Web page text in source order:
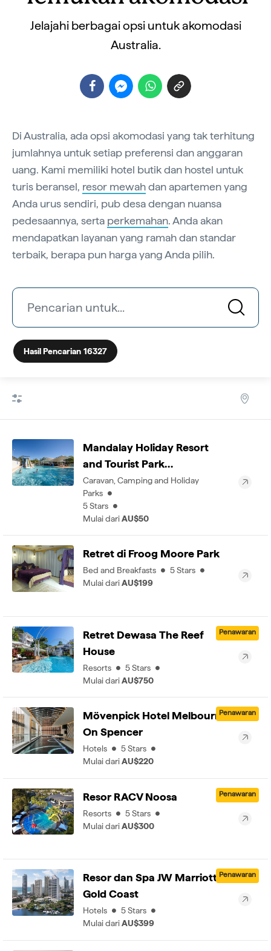
Jelajahi berbagai opsi untuk akomodasi
Australia.
Di Australia, ada opsi akomodasi yang tak terhitung
jumlahnya untuk setiap preferensi dan anggaran
uang. Kami memiliki hotel butik dan hostel untuk
turis beransel, resor mewahdan apartemen yang
Anda urus sendiri, pub desa dengan nuansa
pedesaannya, serta perkemahan. Anda akan
mendapatkan layanan yang ramah dan standar
terbaik, berapa pun harga yang Anda pilih.
Hasil Pencarian 16327
Mandalay Holiday Resort
and Tourist Park…
Caravan, Camping and Holiday
Parks
5 Stars
Mulai dariAU$50
Retret di Froog Moore Park
Bed and Breakfasts
5 Stars
Mulai dariAU$199
Retret Dewasa The Reef
House
Resorts
5 Stars
Mulai dariAU$750
Penawaran
Mövenpick Hotel Melbourne
On Spencer
Hotels
5 Stars
Mulai dariAU$220
Penawaran
Resor RACV Noosa
Resorts
5 Stars
Mulai dariAU$300
Penawaran
Resor dan Spa JW Marriott
Gold Coast
Hotels
5 Stars
Mulai dariAU$399
Penawaran